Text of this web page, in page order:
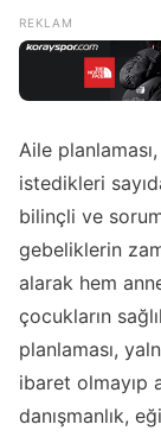
Aile
istedikleri
bilinçli ve
gebeliklerin
alarak hem
çocukların
planlaması,
ibaret olmayıp
danışmanlık,